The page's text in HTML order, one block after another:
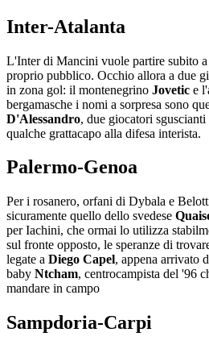
Inter-Atalanta
L'Inter di Mancini vuole partire subito
proprio pubblico. Occhio allora a due
in zona gol: il montenegrino Jovetic e
bergamasche i nomi a sorpresa sono
D'Alessandro, due giocatori
qualche grattacapo alla difesa interista.
Palermo-Genoa
Per i rosanero, orfani di Dybala e
sicuramente quello dello svedese
per Iachini, che ormai lo utilizza
sul fronte opposto, le speranze di
legate a Diego Capel, appena arrivato
baby Ntcham, centrocampista del '96
mandare in campo
Sampdoria-Carpi